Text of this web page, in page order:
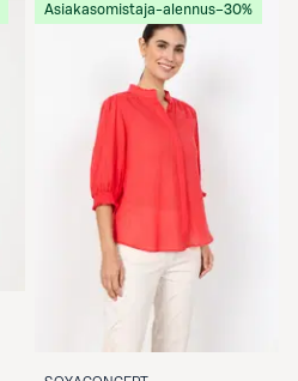
Asiakasomistaja-alennus−30%